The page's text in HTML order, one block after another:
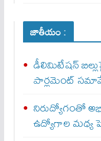
జాతీయం :
డీలిమిటేషన్
పార్లమెంట్
నిరుద్యోగంతో
ఉద్యోగాల మధ్య